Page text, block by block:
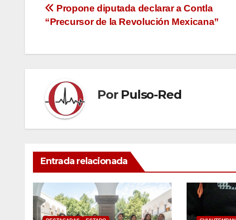
Navegación
entradas
Propone diputada declarar a Contla
“Precursor de la Revolución Mexicana”
Por Pulso-Red
Entrada relacionada